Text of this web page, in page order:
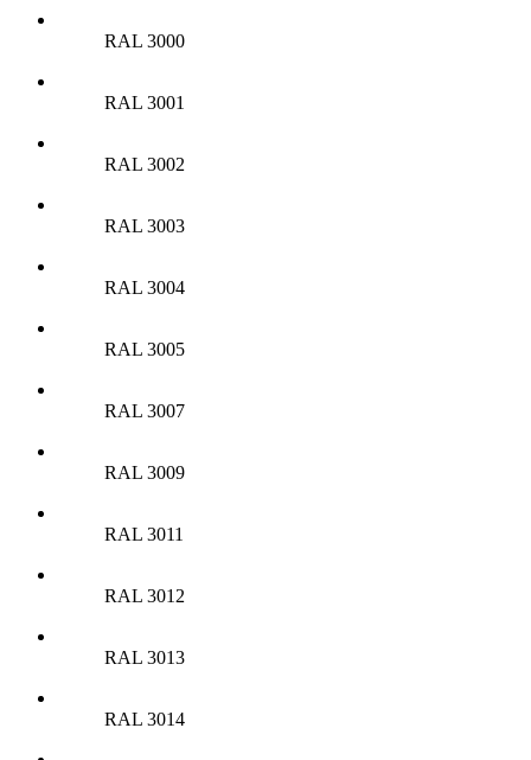
RAL 3000
RAL 3001
RAL 3002
RAL 3003
RAL 3004
RAL 3005
RAL 3007
RAL 3009
RAL 3011
RAL 3012
RAL 3013
RAL 3014